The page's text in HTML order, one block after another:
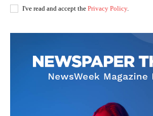
I've read and accept the Privacy Policy.